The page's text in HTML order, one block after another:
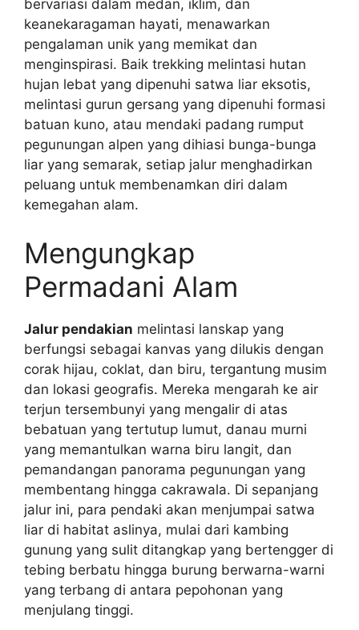
bervariasi dalam medan, iklim, dan
keanekaragaman hayati, menawarkan
pengalaman unik yang memikat dan
menginspirasi. Baik trekking melintasi hutan
hujan lebat yang dipenuhi satwa liar eksotis,
melintasi gurun gersang yang dipenuhi formasi
batuan kuno, atau mendaki padang rumput
pegunungan alpen yang dihiasi bunga-bunga
liar yang semarak, setiap jalur menghadirkan
peluang untuk membenamkan diri dalam
kemegahan alam.
Mengungkap
Permadani Alam
Jalur pendakian melintasi lanskap yang
berfungsi sebagai kanvas yang dilukis dengan
corak hijau, coklat, dan biru, tergantung musim
dan lokasi geografis. Mereka mengarah ke air
terjun tersembunyi yang mengalir di atas
bebatuan yang tertutup lumut, danau murni
yang memantulkan warna biru langit, dan
pemandangan panorama pegunungan yang
membentang hingga cakrawala. Di sepanjang
jalur ini, para pendaki akan menjumpai satwa
liar di habitat aslinya, mulai dari kambing
gunung yang sulit ditangkap yang bertengger di
tebing berbatu hingga burung berwarna-warni
yang terbang di antara pepohonan yang
menjulang tinggi.